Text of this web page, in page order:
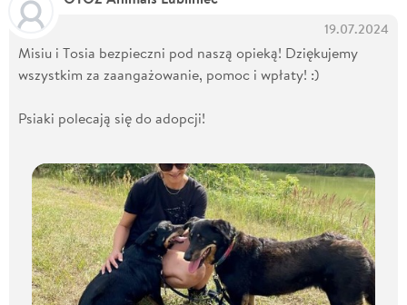
19.07.2024
Misiu i Tosia bezpieczni pod naszą opieką! Dziękujemy
wszystkim za zaangażowanie, pomoc i wpłaty! :)
Psiaki polecają się do adopcji!